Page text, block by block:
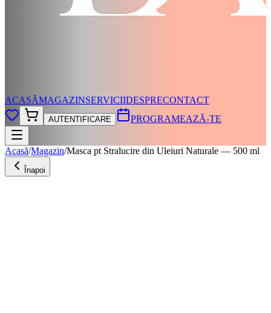
ACASĂMAGAZINSERVICIIDESPRECONTACT
AUTENTIFICARE PROGRAMEAZĂ-TE
Acasă/Magazin/Masca pt Stralucire din Uleiuri Naturale — 500 ml
Înapoi